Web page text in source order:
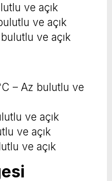
ve açık
ve açık
ve açık
– Az bulutlu ve
ve açık
ve açık
ve açık